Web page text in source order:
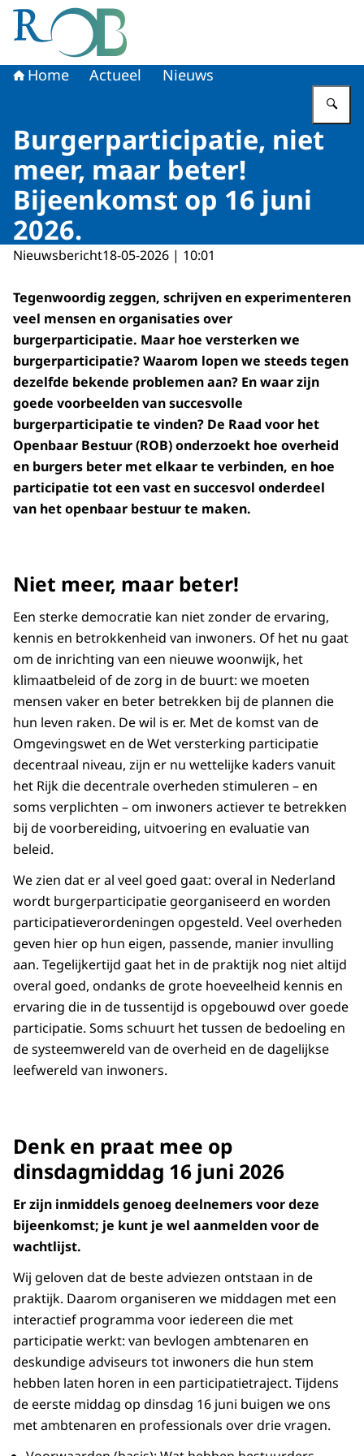
Naar de homepage van Raad voor het Openbaar Bestuur
Home Actueel Nieuws
Burgerparticipatie, niet
meer, maar beter!
Bijeenkomst op 16 juni
2026.
Nieuwsbericht18-05-2026 | 10:01
Tegenwoordig zeggen, schrijven en experimenteren
veel mensen en organisaties over
burgerparticipatie. Maar hoe versterken we
burgerparticipatie? Waarom lopen we steeds tegen
dezelfde bekende problemen aan? En waar zijn
goede voorbeelden van succesvolle
burgerparticipatie te vinden? De Raad voor het
Openbaar Bestuur (ROB) onderzoekt hoe overheid
en burgers beter met elkaar te verbinden, en hoe
participatie tot een vast en succesvol onderdeel
van het openbaar bestuur te maken.
Niet meer, maar beter!
Een sterke democratie kan niet zonder de ervaring,
kennis en betrokkenheid van inwoners. Of het nu gaat
om de inrichting van een nieuwe woonwijk, het
klimaatbeleid of de zorg in de buurt: we moeten
mensen vaker en beter betrekken bij de plannen die
hun leven raken. De wil is er. Met de komst van de
Omgevingswet en de Wet versterking participatie
decentraal niveau, zijn er nu wettelijke kaders vanuit
het Rijk die decentrale overheden stimuleren – en
soms verplichten – om inwoners actiever te betrekken
bij de voorbereiding, uitvoering en evaluatie van
beleid.
We zien dat er al veel goed gaat: overal in Nederland
wordt burgerparticipatie georganiseerd en worden
participatieverordeningen opgesteld. Veel overheden
geven hier op hun eigen, passende, manier invulling
aan. Tegelijkertijd gaat het in de praktijk nog niet altijd
overal goed, ondanks de grote hoeveelheid kennis en
ervaring die in de tussentijd is opgebouwd over goede
participatie. Soms schuurt het tussen de bedoeling en
de systeemwereld van de overheid en de dagelijkse
leefwereld van inwoners.
Denk en praat mee op
dinsdagmiddag 16 juni 2026
Er zijn inmiddels genoeg deelnemers voor deze
bijeenkomst; je kunt je wel aanmelden voor de
wachtlijst.
Wij geloven dat de beste adviezen ontstaan in de
praktijk. Daarom organiseren we middagen met een
interactief programma voor iedereen die met
participatie werkt: van bevlogen ambtenaren en
deskundige adviseurs tot inwoners die hun stem
hebben laten horen in een participatietraject. Tijdens
de eerste middag op dinsdag 16 juni buigen we ons
met ambtenaren en professionals over drie vragen.